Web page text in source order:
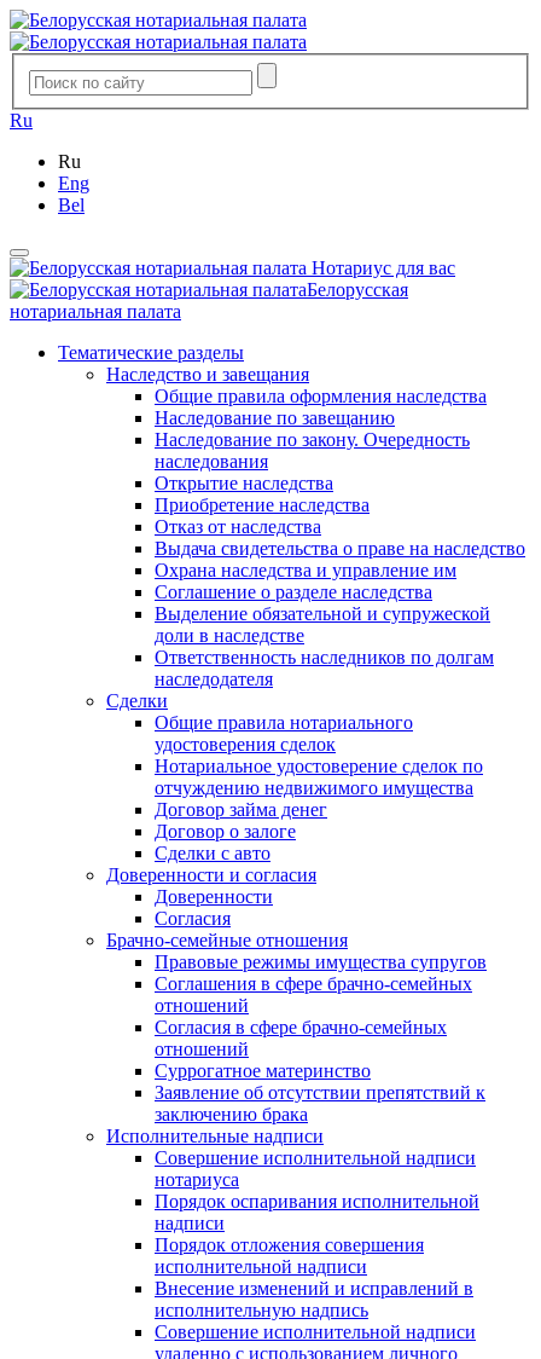
Ru
Ru
Eng
Bel
Нотариус для вас
Белорусская
нотариальная палата
Тематические разделы
Наследство и завещания
Общие правила оформления наследства
Наследование по завещанию
Наследование по закону. Очередность
наследования
Открытие наследства
Приобретение наследства
Отказ от наследства
Выдача свидетельства о праве на наследство
Охрана наследства и управление им
Соглашение о разделе наследства
Выделение обязательной и супружеской
доли в наследстве
Ответственность наследников по долгам
наследодателя
Сделки
Общие правила нотариального
удостоверения сделок
Нотариальное удостоверение сделок по
отчуждению недвижимого имущества
Договор займа денег
Договор о залоге
Сделки с авто
Доверенности и согласия
Доверенности
Согласия
Брачно-семейные отношения
Правовые режимы имущества супругов
Соглашения в сфере брачно-семейных
отношений
Согласия в сфере брачно-семейных
отношений
Суррогатное материнство
Заявление об отсутствии препятствий к
заключению брака
Исполнительные надписи
Совершение исполнительной надписи
нотариуса
Порядок оспаривания исполнительной
надписи
Порядок отложения совершения
исполнительной надписи
Внесение изменений и исправлений в
исполнительную надпись
Совершение исполнительной надписи
удаленно с использованием личного